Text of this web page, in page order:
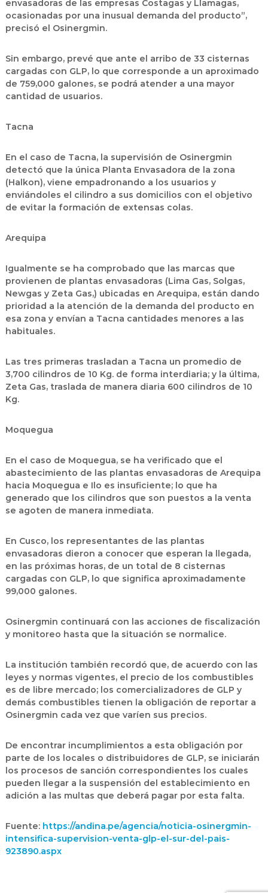
envasadoras de las empresas Costagas y Llamagas,
ocasionadas por una inusual demanda del producto”,
precisó el Osinergmin.
Sin embargo, prevé que ante el arribo de 33 cisternas
cargadas con GLP, lo que corresponde a un aproximado
de 759,000 galones, se podrá atender a una mayor
cantidad de usuarios.
Tacna
En el caso de Tacna, la supervisión de Osinergmin
detectó que la única Planta Envasadora de la zona
(Halkon), viene empadronando a los usuarios y
enviándoles el cilindro a sus domicilios con el objetivo
de evitar la formación de extensas colas.
Arequipa
Igualmente se ha comprobado que las marcas que
provienen de plantas envasadoras (Lima Gas, Solgas,
Newgas y Zeta Gas,) ubicadas en Arequipa, están dando
prioridad a la atención de la demanda del producto en
esa zona y envían a Tacna cantidades menores a las
habituales.
Las tres primeras trasladan a Tacna un promedio de
3,700 cilindros de 10 Kg. de forma interdiaria; y la última,
Zeta Gas, traslada de manera diaria 600 cilindros de 10
Kg.
Moquegua
En el caso de Moquegua, se ha verificado que el
abastecimiento de las plantas envasadoras de Arequipa
hacia Moquegua e Ilo es insuficiente; lo que ha
generado que los cilindros que son puestos a la venta
se agoten de manera inmediata.
En Cusco, los representantes de las plantas
envasadoras dieron a conocer que esperan la llegada,
en las próximas horas, de un total de 8 cisternas
cargadas con GLP, lo que significa aproximadamente
99,000 galones.
Osinergmin continuará con las acciones de fiscalización
y monitoreo hasta que la situación se normalice.
La institución también recordó que, de acuerdo con las
leyes y normas vigentes, el precio de los combustibles
es de libre mercado; los comercializadores de GLP y
demás combustibles tienen la obligación de reportar a
Osinergmin cada vez que varíen sus precios.
De encontrar incumplimientos a esta obligación por
parte de los locales o distribuidores de GLP, se iniciarán
los procesos de sanción correspondientes los cuales
pueden llegar a la suspensión del establecimiento en
adición a las multas que deberá pagar por esta falta.
Fuente: https://andina.pe/agencia/noticia-osinergmin-
intensifica-supervision-venta-glp-el-sur-del-pais-
923890.aspx